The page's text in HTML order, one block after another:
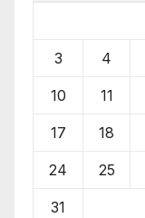
3 4
10 11
17 18
24 25
31